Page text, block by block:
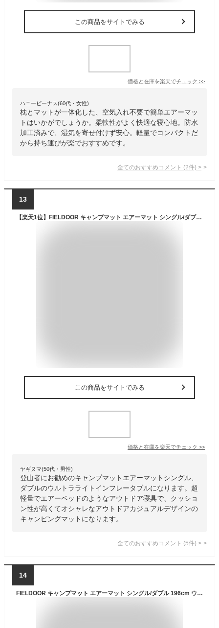
この商品をサイトでみる
価格と在庫を楽天でチェック >>
ハニービーナス(60代・女性)
枕とマットが一体化した、空気入れ不要で簡単エアーマッ
トはいかがでしょうか。柔軟性がよく快適な寝心地。防水
加工済みで、湿気を寄せ付けず安心。軽量でコンパクトだ
から持ち運びが楽でおすすめです。
全てのおすすめコメント (2件) >
13
【楽天1位】FIELDOOR キャンプマット エアーマット シングル/ダブル 196cm ウルトラライト 超軽量 UL インフレータブル コンパクト 収納 軽い エアーベッド アウトドア寝具 キャンプマット キャンピングマット クッション アウトドアマット 登山 車中泊 ■[送料無料]
この商品をサイトでみる
価格と在庫を楽天でチェック >>
ヤギヌマ(50代・男性)
登山者にお勧めのキャンプマットエアーマットシングル、
ダブルのウルトラライトインフレータブルになります。超
軽量でエアーベッドのようなアウトドア寝具で、クッショ
ン性が高くてオシャレなアウトドアカジュアルデザインの
キャンピングマットになります。
全てのおすすめコメント (5件) >
14
FIELDOOR キャンプマット エアーマット シングル/ダブル 196cm ウルトラライト 超軽量 UL インフレータブル コンパクト 収納 軽い エアーベッド アウトドア寝具 キャンプマット キャンピングマット クッション アウトドアマット 登山 車中泊 ●[送料無料]